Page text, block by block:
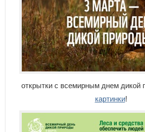
открытки с всемирным днем дикой
картинки!